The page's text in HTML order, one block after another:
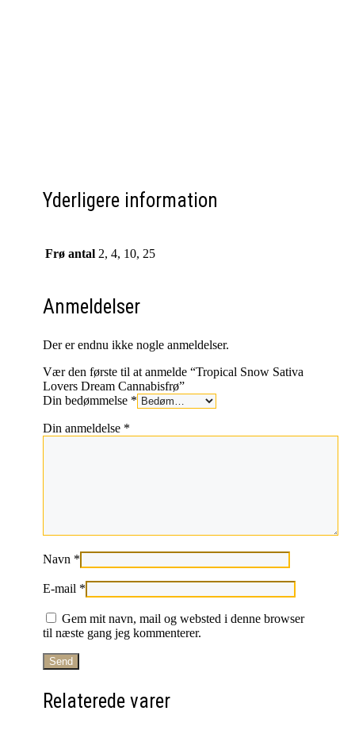
Yderligere information
Frø antal 2, 4, 10, 25
Anmeldelser
Der er endnu ikke nogle anmeldelser.
Vær den første til at anmelde “Tropical Snow Sativa
Lovers Dream Cannabisfrø”
Din bedømmelse *
Din anmeldelse *
Navn *
E-mail *
Gem mit navn, mail og websted i denne browser
til næste gang jeg kommenterer.
Relaterede varer